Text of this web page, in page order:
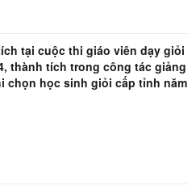
tại cuộc thi giáo viên dạy giỏi
thành tích trong công tác giảng
chọn học sinh giỏi cấp tỉnh năm